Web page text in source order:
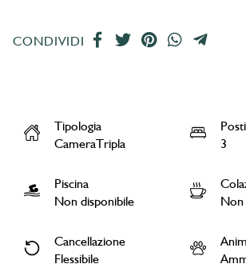
CONDIVIDI
Tipologia
CameraTripla
3
Piscina
Non disponibile
Non
Cancellazione
Flessibile